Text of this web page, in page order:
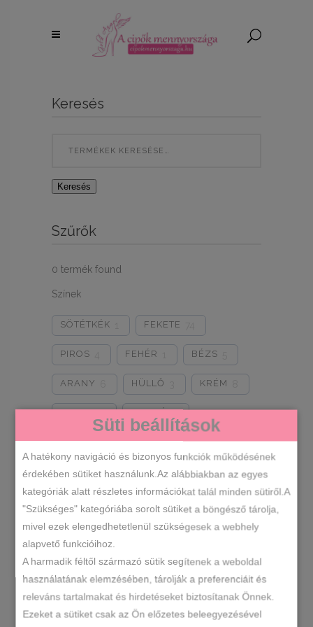
Keresés
Keresés
Szűrők
0 termék found
Színek
SÖTÉTKÉK FEKETE
PIROS FEHÉR BÉZS
ARANY HÜLLŐ KRÉM
GRAFIT BORDÓ
CSAU BARNA 2 ZÖLD 3
KÉK 2 BRONZ 1
FEKETE-ARANY 3
FEKETE-GRAFIT 2
FEKETE-EZÜST 3
Egy termék se felelt meg a
Süti beállítások
A hatékony navigáció és bizonyos funkciók működésének
érdekében sütiket használunk.Az alábbiakban az egyes
kategóriák alatt részletes információkat talál minden sütiről.A
"Szükséges" kategóriába sorolt sütiket a böngésző tárolja,
mivel ezek elengedhetetlenül szükségesek a webhely
alapvető funkcióihoz.
A harmadik féltől származó sütik segítenek a weboldal
használatának elemzésében, tárolják a preferenciáit és
releváns tartalmakat és hirdetéseket biztosítanak Önnek.
Ezeket a sütiket csak az Ön előzetes beleegyezésével